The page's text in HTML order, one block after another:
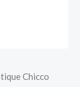
Chicco